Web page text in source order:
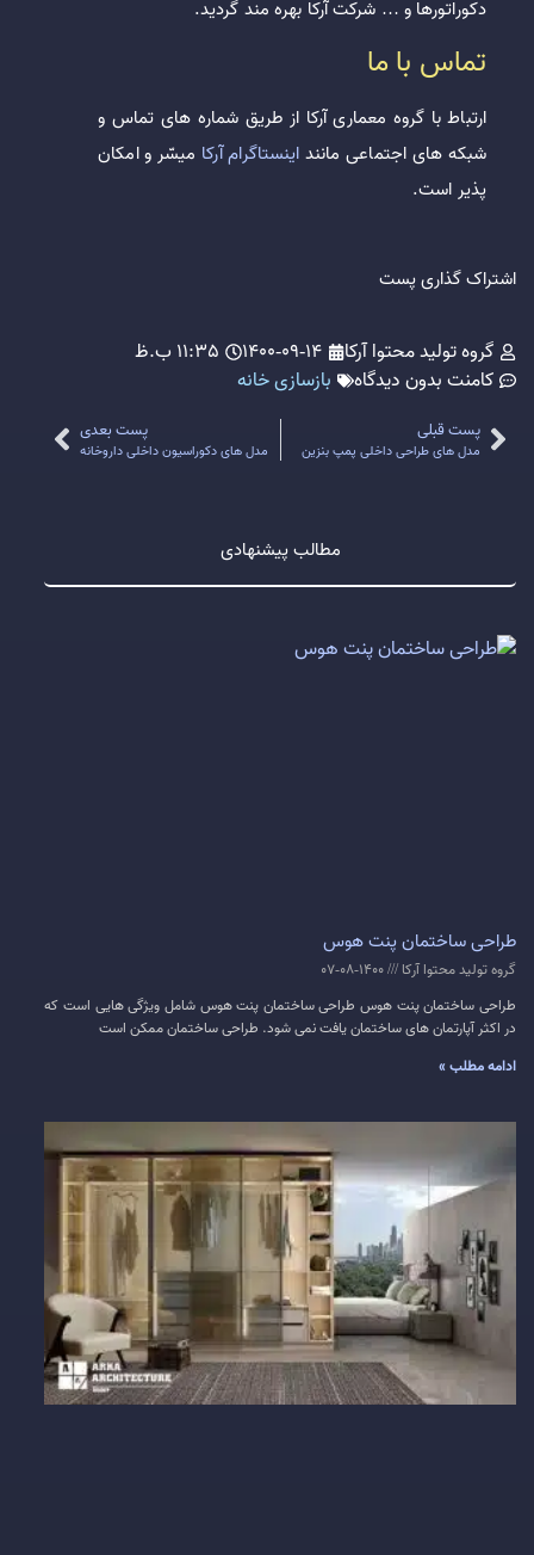
دکوراتورها و … شرکت آرکا بهره مند گردید.
تماس با ما
ارتباط با گروه معماری آرکا از طریق شماره های تماس و
شبکه های اجتماعی مانند اینستاگرام آرکا میسّر و امکان
پذیر است.
اشتراک گذاری پست
گروه تولید محتوا آرکا 1400-09-14
11:35 ب.ظ
کامنتبدون دیدگاه بازسازی خانه
پست قبلی
مدل های طراحی داخلی پمپ بنزین
پست بعدی
مدل های دکوراسیون داخلی داروخانه
مطالب پیشنهادی
طراحی ساختمان پنت هوس
گروه تولید محتوا آرکا
طراحی ساختمان پنت هوس طراحی ساختمان پنت هوس شامل ویژگی هایی است که
در اکثر آپارتمان های ساختمان یافت نمی شود. طراحی ساختمان ممکن است
ادامه مطلب »